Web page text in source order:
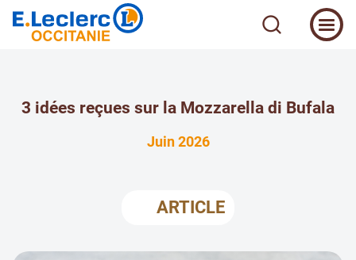
3 idées reçues sur la Mozzarella di Bufala
Juin 2026
ARTICLE